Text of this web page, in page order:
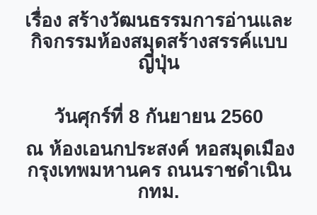
เรื่อง สร้างวัฒนธรรมการอ่านและ
กิจกรรมห้องสมุดสร้างสรรค์แบบ
ญี่ปุ่น
วันศุกร์ที่ 8 กันยายน 2560
ณ ห้องเอนกประสงค์ หอสมุดเมือง
กรุงเทพมหานคร ถนนราชดำเนิน
กทม.